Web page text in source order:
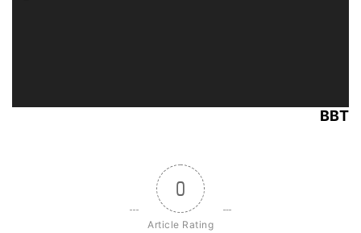
BBT
0
Article Rating